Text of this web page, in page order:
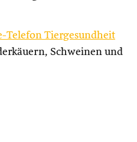
Telefon Tiergesundheit
Schweinen und